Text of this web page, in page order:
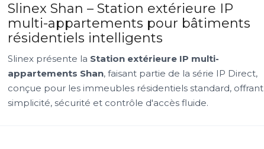
Slinex Shan – Station extérieure IP
multi-appartements pour bâtiments
résidentiels intelligents
Slinex présente la Station extérieure IP multi-
appartements Shan, faisant partie de la série IP Direct,
conçue pour les immeubles résidentiels standard, offrant
simplicité, sécurité et contrôle d'accès fluide.